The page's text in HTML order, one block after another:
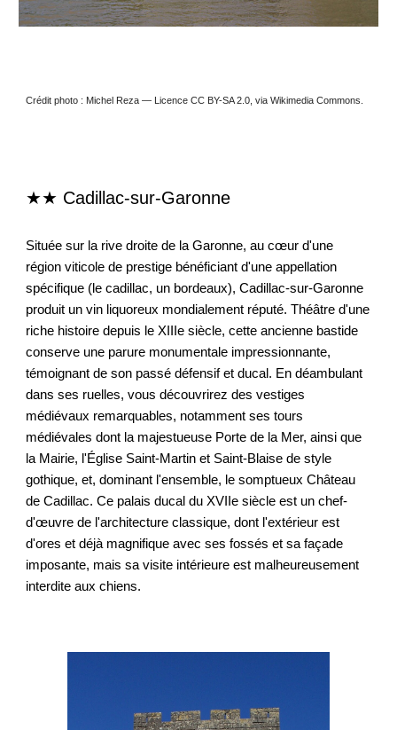
Crédit photo : Michel Reza — Licence CC BY-SA 2.0, via Wikimedia Commons.
★★ Cadillac-sur-Garonne
Située sur la rive droite de la Garonne, au cœur d'une
région viticole de prestige bénéficiant d'une appellation
spécifique (le cadillac, un bordeaux), Cadillac-sur-Garonne
produit un vin liquoreux mondialement réputé. Théâtre d'une
riche histoire depuis le XIIIe siècle, cette ancienne bastide
conserve une parure monumentale impressionnante,
témoignant de son passé défensif et ducal. En déambulant
dans ses ruelles, vous découvrirez des vestiges
médiévaux remarquables, notamment ses tours
médiévales dont la majestueuse Porte de la Mer, ainsi que
la Mairie, l'Église Saint-Martin et Saint-Blaise de style
gothique, et, dominant l'ensemble, le somptueux Château
de Cadillac. Ce palais ducal du XVIIe siècle est un chef-
d'œuvre de l'architecture classique, dont l'extérieur est
d'ores et déjà magnifique avec ses fossés et sa façade
imposante, mais sa visite intérieure est malheureusement
interdite aux chiens.